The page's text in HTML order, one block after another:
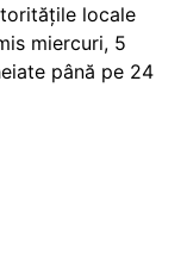
locale
miercuri, 5
până pe 24